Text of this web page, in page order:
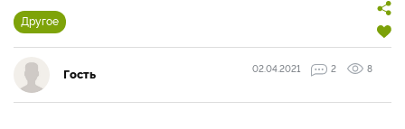
Другое
Гость 02.04.2021 2 8